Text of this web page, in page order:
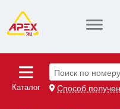
Каталог
Поиск по
Способ